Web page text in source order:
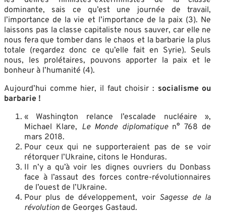
dominante, sais ce qu’est une journée de travail,
l’importance de la vie et l’importance de la paix (3). Ne
laissons pas la classe capitaliste nous sauver, car elle ne
nous fera que tomber dans le chaos et la barbarie la plus
totale (regardez donc ce qu’elle fait en Syrie). Seuls
nous, les prolétaires, pouvons apporter la paix et le
bonheur à l’humanité (4).
Aujourd’hui comme hier, il faut choisir : socialisme ou
barbarie !
« Washington relance l’escalade nucléaire »,
Michael Klare, Le Monde diplomatique n° 768 de
mars 2018.
Pour ceux qui ne supporteraient pas de se voir
rétorquer l’Ukraine, citons le Honduras.
Il n’y a qu’à voir les dignes ouvriers du Donbass
face à l’assaut des forces contre-révolutionnaires
de l’ouest de l’Ukraine.
Pour plus de développement, voir Sagesse de la
révolution de Georges Gastaud.